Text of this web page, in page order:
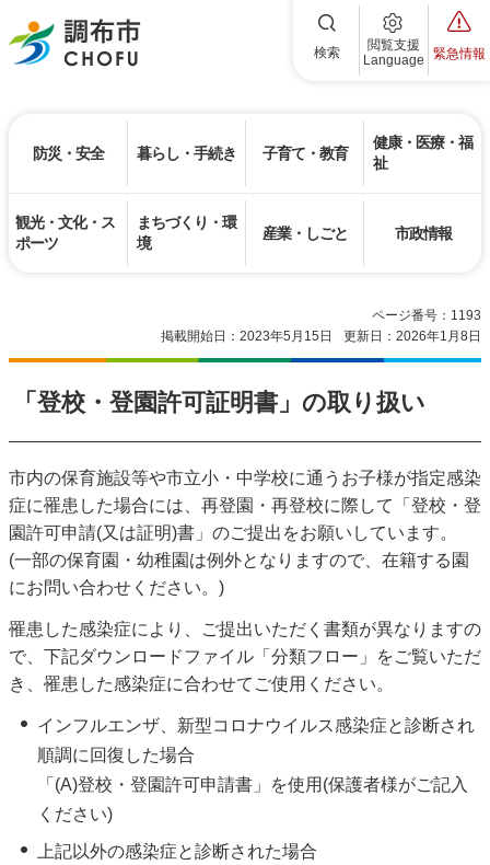
調布市 検索
閲覧支援
Language
緊急情報
防災・安全 暮らし・手続き 子育て・教育
健康・医療・福
祉
観光・文化・ス
ポーツ
まちづくり・環
境
産業・しごと 市政情報
ページ番号：1193
掲載開始日：2023年5月15日
更新日：2026年1月8日
「登校・登園許可証明書」の取り扱い
市内の保育施設等や市立小・中学校に通うお子様が指定感染
症に罹患した場合には、再登園・再登校に際して「登校・登
園許可申請(又は証明)書」のご提出をお願いしています。
(一部の保育園・幼稚園は例外となりますので、在籍する園
にお問い合わせください。)
罹患した感染症により、ご提出いただく書類が異なりますの
で、下記ダウンロードファイル「分類フロー」をご覧いただ
き、罹患した感染症に合わせてご使用ください。
インフルエンザ、新型コロナウイルス感染症と診断され
順調に回復した場合
「(A)登校・登園許可申請書」を使用(保護者様がご記入
ください)
上記以外の感染症と診断された場合